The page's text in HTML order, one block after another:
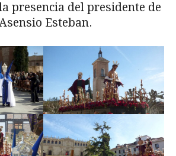
presencia del presidente de
Esteban.